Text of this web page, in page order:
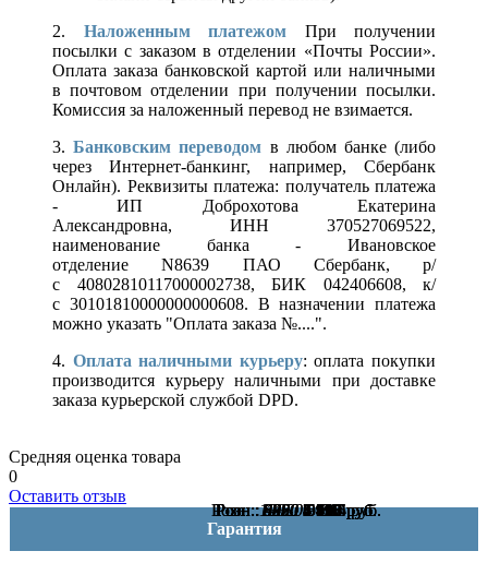
Розн.:9890 7 418руб.
Розн.:8260 6 195руб.
Розн.:8900 2 937руб.
Розн.:12820 9 615руб.
Розн.:4950 3 713руб.
Розн.:5320 3 990руб.
Розн.:5320 3 990руб.
Розн.:6430 4 823руб.
Розн.:5320 3 990руб.
Розн.:5870 4 403руб.
Розн.:13030 5 864руб.
2. Наложенным платежом При получении
посылки с заказом в отделении «Почты России».
Оплата заказа банковской картой или наличными
в почтовом отделении при получении посылки.
Комиссия за наложенный перевод не взимается.
3.Банковским переводом в любом банке (либо
через Интернет-банкинг, например, Сбербанк
Онлайн). Реквизиты платежа: получатель платежа
- ИП Доброхотова Екатерина
Александровна, ИНН 370527069522,
наименование банка - Ивановское
отделение N8639 ПАО Сбербанк, р/
с 40802810117000002738, БИК 042406608, к/
с 30101810000000000608. В назначении платежа
можно указать "Оплата заказа №....".
4. Оплата наличными курьеру: оплата покупки
производится курьеру наличными при доставке
заказа курьерской службой DPD.
Средняя оценка товара
0
Оставить отзыв
Гарантия